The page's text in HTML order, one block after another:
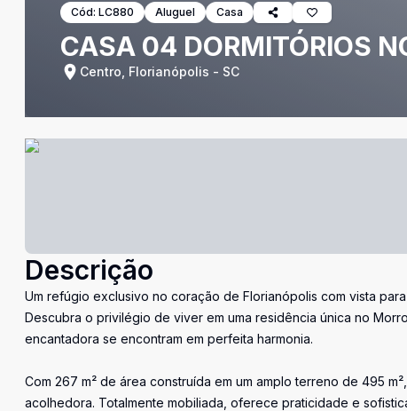
Cód: LC880 Aluguel Casa
CASA 04 DORMITÓRIOS
Centro, Florianópolis - SC
Descrição
Um refúgio exclusivo no coração de Florianópolis com vista
Descubra o privilégio de viver em uma residência única no
encantadora se encontram em perfeita harmonia.
Com 267 m² de área construída em um amplo terreno de 495
acolhedora. Totalmente mobiliada, oferece praticidade e